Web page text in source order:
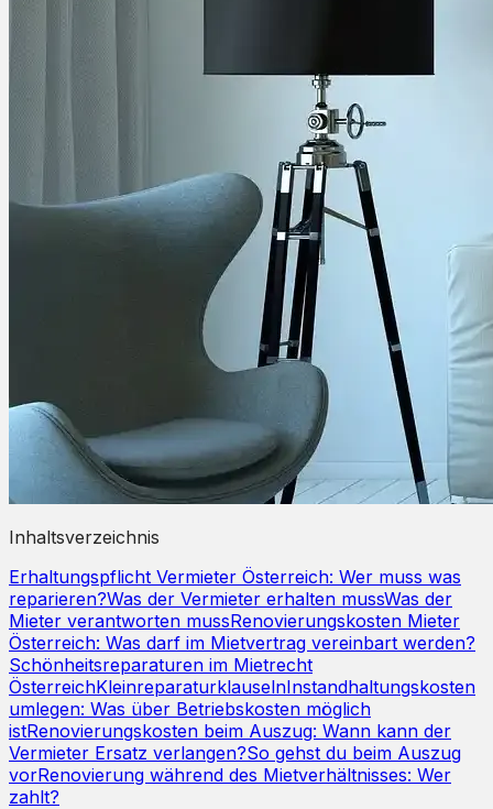
Inhaltsverzeichnis
Erhaltungspflicht Vermieter Österreich: Wer muss was
reparieren?Was der Vermieter erhalten mussWas der
Mieter verantworten mussRenovierungskosten Mieter
Österreich: Was darf im Mietvertrag vereinbart werden?
Schönheitsreparaturen im Mietrecht
ÖsterreichKleinreparaturklauselnInstandhaltungskosten
umlegen: Was über Betriebskosten möglich
istRenovierungskosten beim Auszug: Wann kann der
Vermieter Ersatz verlangen?So gehst du beim Auszug
vorRenovierung während des Mietverhältnisses: Wer
zahlt?